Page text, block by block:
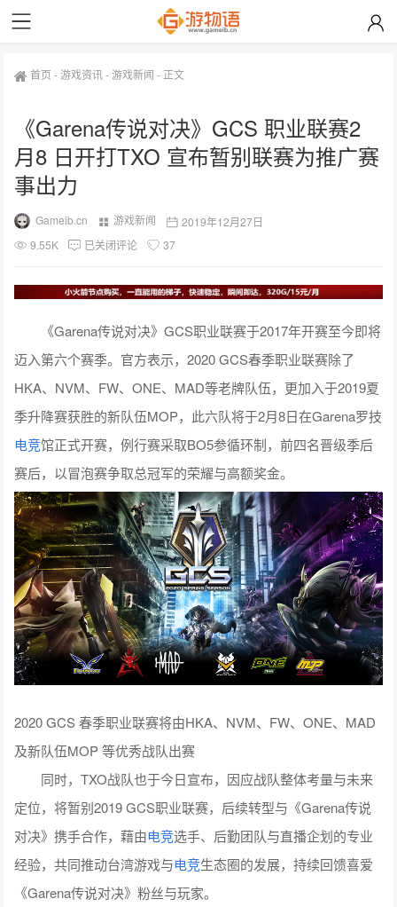
首页 -游戏资讯-游戏新闻 - 正文
《Garena传说对决》GCS 职业联赛2
月8 日开打TXO 宣布暂别联赛为推广赛
事出力
Gameib.cn 游戏新闻
2019年12月27日
9.55K
已关闭评论 37
《Garena传说对决》GCS职业联赛于2017年开赛至今即将
迈入第六个赛季。官方表示，2020 GCS春季职业联赛除了
HKA、NVM、FW、ONE、MAD等老牌队伍，更加入于2019夏
季升降赛获胜的新队伍MOP，此六队将于2月8日在Garena罗技
电竞馆正式开赛，例行赛采取BO5参循环制，前四名晋级季后
赛后，以冒泡赛争取总冠军的荣耀与高额奖金。
2020 GCS 春季职业联赛将由HKA、NVM、FW、ONE、MAD
及新队伍MOP 等优秀战队出赛
同时，TXO战队也于今日宣布，因应战队整体考量与未来
定位，将暂别2019 GCS职业联赛，后续转型与《Garena传说
对决》携手合作，藉由电竞选手、后勤团队与直播企划的专业
经验，共同推动台湾游戏与电竞生态圈的发展，持续回馈喜爱
《Garena传说对决》粉丝与玩家。